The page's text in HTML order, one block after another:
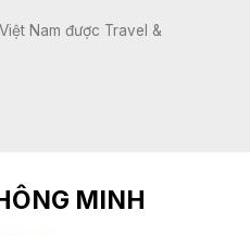
Nam được Travel &
MINH